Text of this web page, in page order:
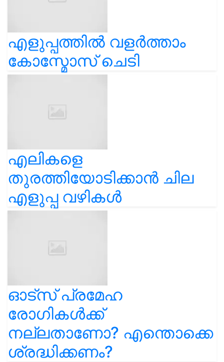
എളുപ്പത്തിൽ വളർത്താം
കോസ്മോസ് ചെടി
എലികളെ
തുരത്തിയോടിക്കാൻ ചില
എളുപ്പ വഴികൾ
ഓട്സ് പ്രമേഹ
രോഗികൾക്ക്
നല്ലതാണോ? എന്തൊക്കെ
ശ്രദ്ധിക്കണം?